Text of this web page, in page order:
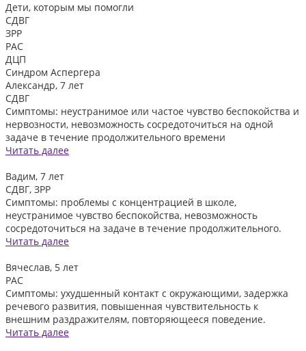
Дети, которым мы помогли
СДВГ
ЗРР
РАС
ДЦП
Синдром Аспергера
Александр, 7 лет
СДВГ
Симптомы: неустранимое или частое чувство беспокойства и
нервозности, невозможность сосредоточиться на одной
задаче в течение продолжительного времени
Читать далее
Вадим, 7 лет
СДВГ, ЗРР
Симптомы: проблемы с концентрацией в школе,
неустранимое чувство беспокойства, невозможность
сосредоточиться на задаче в течение продолжительного.
Читать далее
Вячеслав, 5 лет
РАС
Симптомы: ухудшенный контакт с окружающими, задержка
речевого развития, повышенная чувствительность к
внешним раздражителям, повторяющееся поведение.
Читать далее